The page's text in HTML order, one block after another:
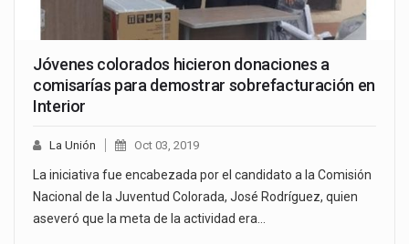
Jóvenes colorados hicieron donaciones a
comisarías para demostrar sobrefacturación en
Interior
La Unión Oct 03, 2019
La iniciativa fue enca­bezada por el candidato a la Comisión
Nacional de la Juventud Colorada, José Rodríguez, quien
aseveró que la meta de la actividad era…